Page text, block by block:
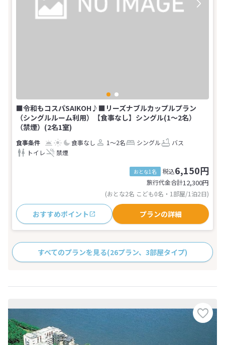
■令和もコスパSAIKOH♪■リーズナブルカップルプラン
（シングルルーム利用）【食事なし】シングル(1～2名）
（禁煙）(2名1室)
食事なし 1～2名 シングル
バス
トイレ
禁煙
おとな1名 税込6,150円
旅行代金合計12,300円
(おとな2名 こども0名・1部屋/1泊2日)
おすすめポイント プランの詳細
すべてのプランを見る(26プラン、3部屋タイプ)